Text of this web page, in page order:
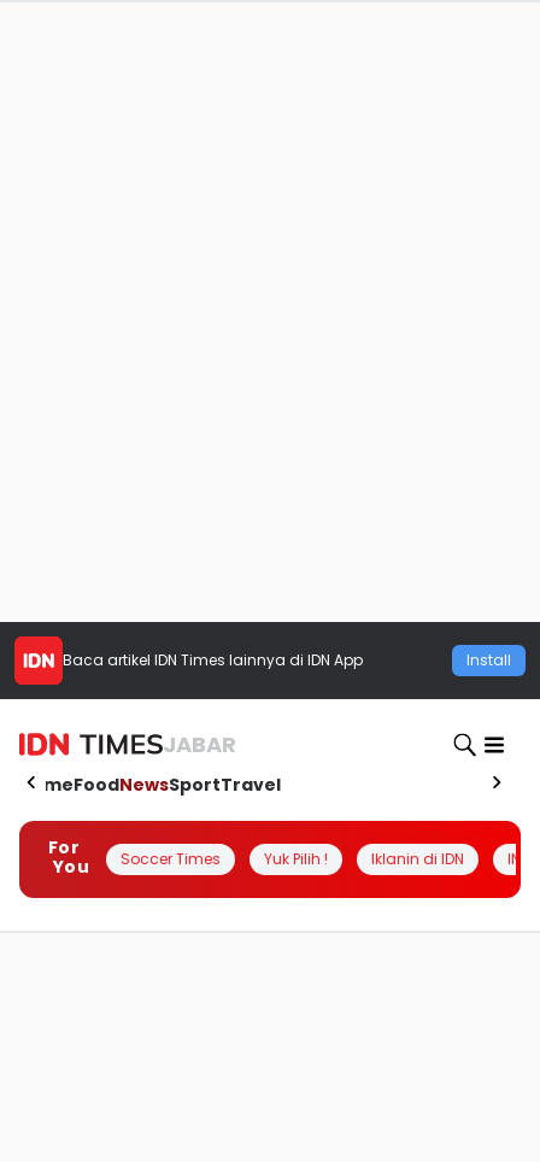
Baca artikel IDN Times lainnya di IDN App Install
JABAR
HomeFoodNewsSportTravel
For
You
Soccer Times Yuk Pilih ! Iklanin di IDN